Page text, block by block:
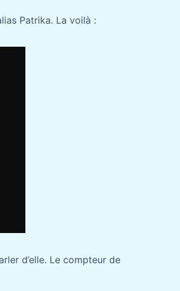
Patrika. La voilà :
d’elle. Le compteur de